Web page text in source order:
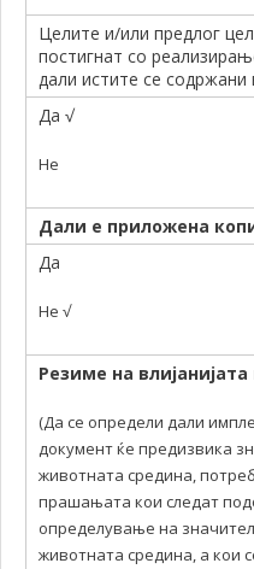
Целите и/или предлог
постигнат со
дали истите се содржани
Да √
Не
Дали е приложена
Да
Не √
Резиме на
(Да се определи дали
документ ќе предизвика
животната средина,
прашањата кои следат
определување на
животната средина, а кои